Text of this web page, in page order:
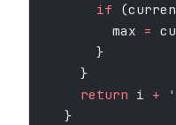
      if
        max
=
      }
    }
    return
i +
  }